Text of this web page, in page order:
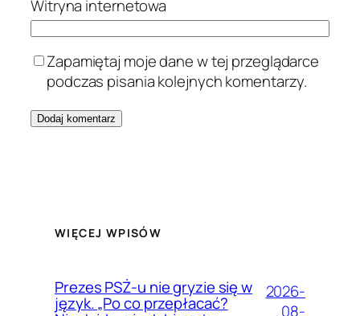
Witryna internetowa
Zapamiętaj moje dane w tej przeglądarce
podczas pisania kolejnych komentarzy.
WIĘCEJ WPISÓW
Prezes PSŻ-u nie gryzie się w
język. „Po co przepłacać?
2026-
08-